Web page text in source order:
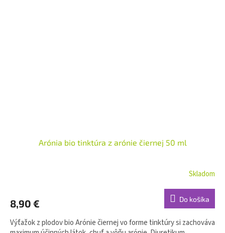
Arónia bio tinktúra z arónie čiernej 50 ml
Skladom
8,90 € Do košíka
Výťažok z plodov bio Arónie čiernej vo forme tinktúry si zachováva